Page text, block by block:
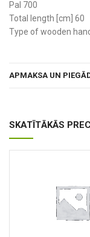
Pal 700
Total length [cm] 60
Type of wooden
APMAKSA UN
SKATĪTĀKĀS